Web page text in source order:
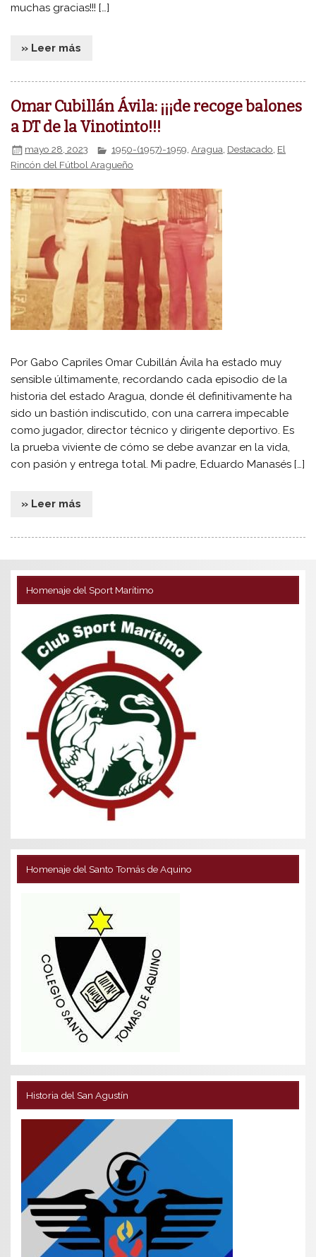
muchas gracias!!! […]
» Leer más
Omar Cubillán Ávila: ¡¡¡de recoge balones
a DT de la Vinotinto!!!
mayo 28, 2023 1950-(1957)-1959,Aragua, Destacado, El
Rincón del Fútbol Aragueño
Por Gabo Capriles Omar Cubillán Ávila ha estado muy
sensible últimamente, recordando cada episodio de la
historia del estado Aragua, donde él definitivamente ha
sido un bastión indiscutido, con una carrera impecable
como jugador, director técnico y dirigente deportivo. Es
la prueba viviente de cómo se debe avanzar en la vida,
con pasión y entrega total. Mi padre, Eduardo Manasés […]
» Leer más
Homenaje del Sport Marítimo
Homenaje del Santo Tomás de Aquino
Historia del San Agustín